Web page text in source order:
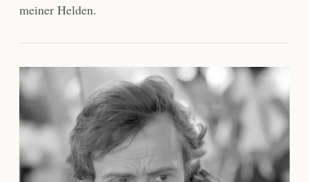
meiner Helden.